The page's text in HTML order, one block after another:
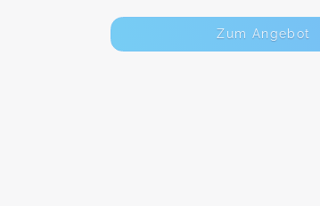
Zum Angebot